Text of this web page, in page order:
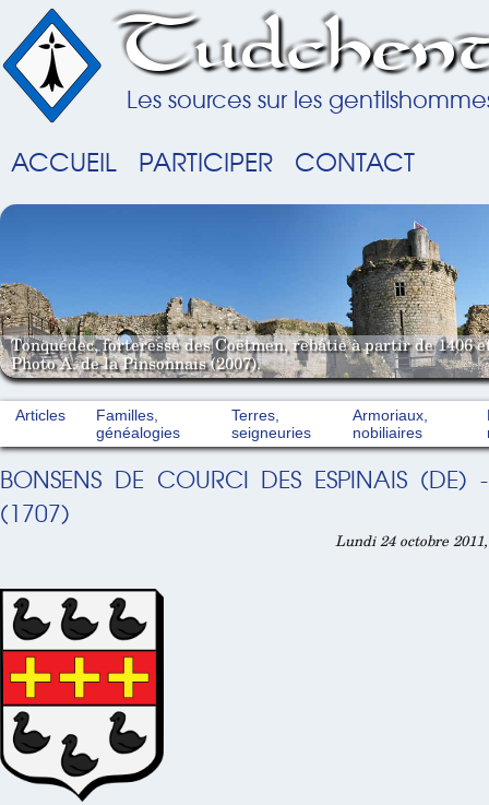
Les sources sur les
ACCUEIL PARTICIPER CONTACT
Tonquédec, forteresse des Coëtmen, rebâtie à partir de 1406
Photo A. de la Pinsonnais (2007).
Articles
Familles,
généalogies
Terres,
seigneuries
Armoriaux,
nobiliaires
BONSENS DE COURCI DES ESPINAIS (DE)
(1707)
Lundi 24 octobre